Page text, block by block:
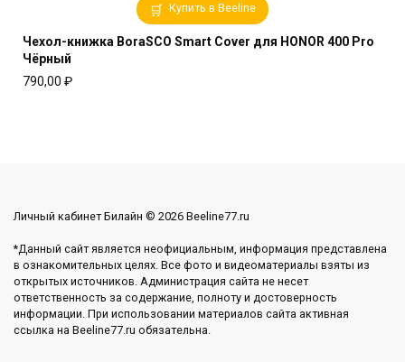
Купить в Beeline
Чехол-книжка BoraSCO Smart Cover для HONOR 400 Pro
Чёрный
790,00 ₽
Личный кабинет Билайн © 2026 Beeline77.ru
*Данный сайт является неофициальным, информация представлена
в ознакомительных целях. Все фото и видеоматериалы взяты из
открытых источников. Администрация сайта не несет
ответственность за содержание, полноту и достоверность
информации. При использовании материалов сайта активная
ссылка на Beeline77.ru обязательна.